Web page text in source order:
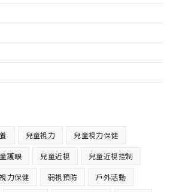
兒童視力 兒童視力保健
護眼 兒童近視 兒童近視控制
力保健 弱視預防 戶外活動